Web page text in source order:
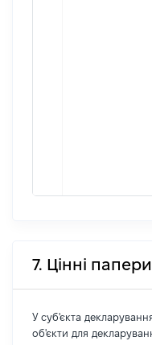
7. Цінні папери
У суб'єкта
об'єкти для